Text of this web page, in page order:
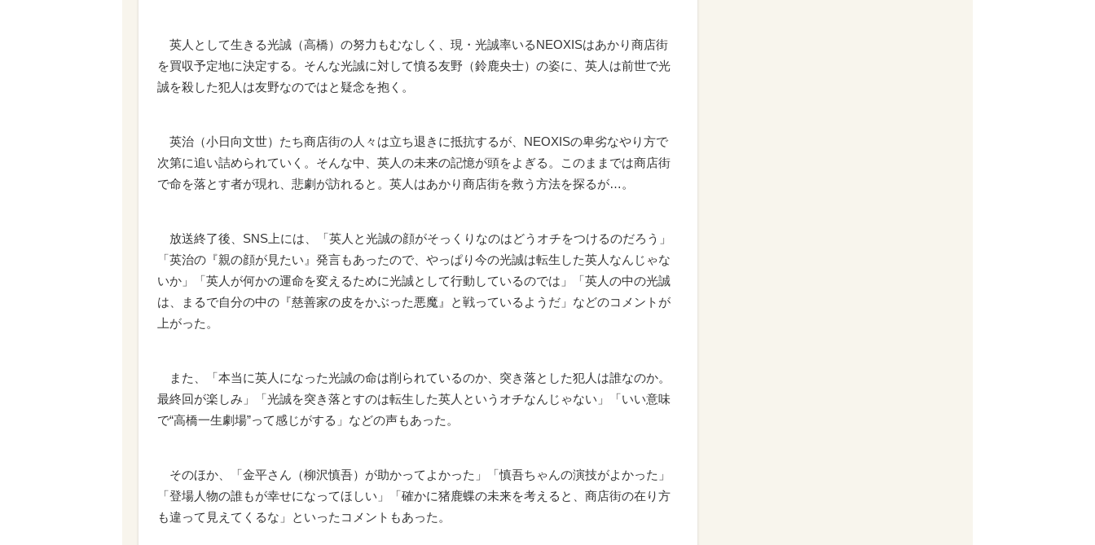
英人として生きる光誠（高橋）の努力もむなしく、現・光誠率いるNEOXISはあかり商店街
を買収予定地に決定する。そんな光誠に対して憤る友野（鈴鹿央士）の姿に、英人は前世で光
誠を殺した犯人は友野なのではと疑念を抱く。
英治（小日向文世）たち商店街の人々は立ち退きに抵抗するが、NEOXISの卑劣なやり方で
次第に追い詰められていく。そんな中、英人の未来の記憶が頭をよぎる。このままでは商店街
で命を落とす者が現れ、悲劇が訪れると。英人はあかり商店街を救う方法を探るが…。
放送終了後、SNS上には、「英人と光誠の顔がそっくりなのはどうオチをつけるのだろう」
「英治の『親の顔が見たい』発言もあったので、やっぱり今の光誠は転生した英人なんじゃな
いか」「英人が何かの運命を変えるために光誠として行動しているのでは」「英人の中の光誠
は、まるで自分の中の『慈善家の皮をかぶった悪魔』と戦っているようだ」などのコメントが
上がった。
また、「本当に英人になった光誠の命は削られているのか、突き落とした犯人は誰なのか。
最終回が楽しみ」「光誠を突き落とすのは転生した英人というオチなんじゃない」「いい意味
で“高橋一生劇場”って感じがする」などの声もあった。
そのほか、「金平さん（柳沢慎吾）が助かってよかった」「慎吾ちゃんの演技がよかった」
「登場人物の誰もが幸せになってほしい」「確かに猪鹿蝶の未来を考えると、商店街の在り方
も違って見えてくるな」といったコメントもあった。